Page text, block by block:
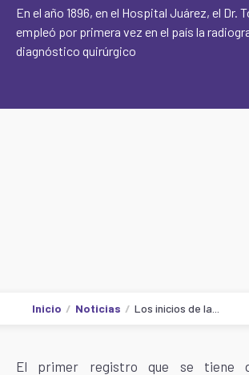
En el año 1896, en el Hospital Juárez, el Dr.
empleó por primera vez en el país la
diagnóstico quirúrgico
Inicio Noticias Los inicios de la...
El primer registro que se tiene